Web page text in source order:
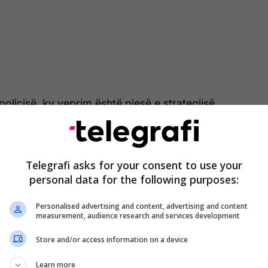
ky veprim është pjesë e strategjisë
e prezencës policore në terren dhe
dhe disiplinës në trafik, veçanërisht gjatë
qytetet përballen me fluks të shtuar të lëvizjes.
Rajonale e Gjilanit ka ndërmarrë një sërë
rezultuar me shqiptimin e 1,763 gjobave për
Janë hetuar gjithsej 26 aksidente trafiku, prej
materiale dhe 11 me të lënduar.
69 gjoba dhe 14 motoçikleta janë
Telegrafi asks for your consent to use your
personal data for the following purposes:
Personalised advertising and content, advertising and content
measurement, audience research and services development
Store and/or access information on a device
Learn more